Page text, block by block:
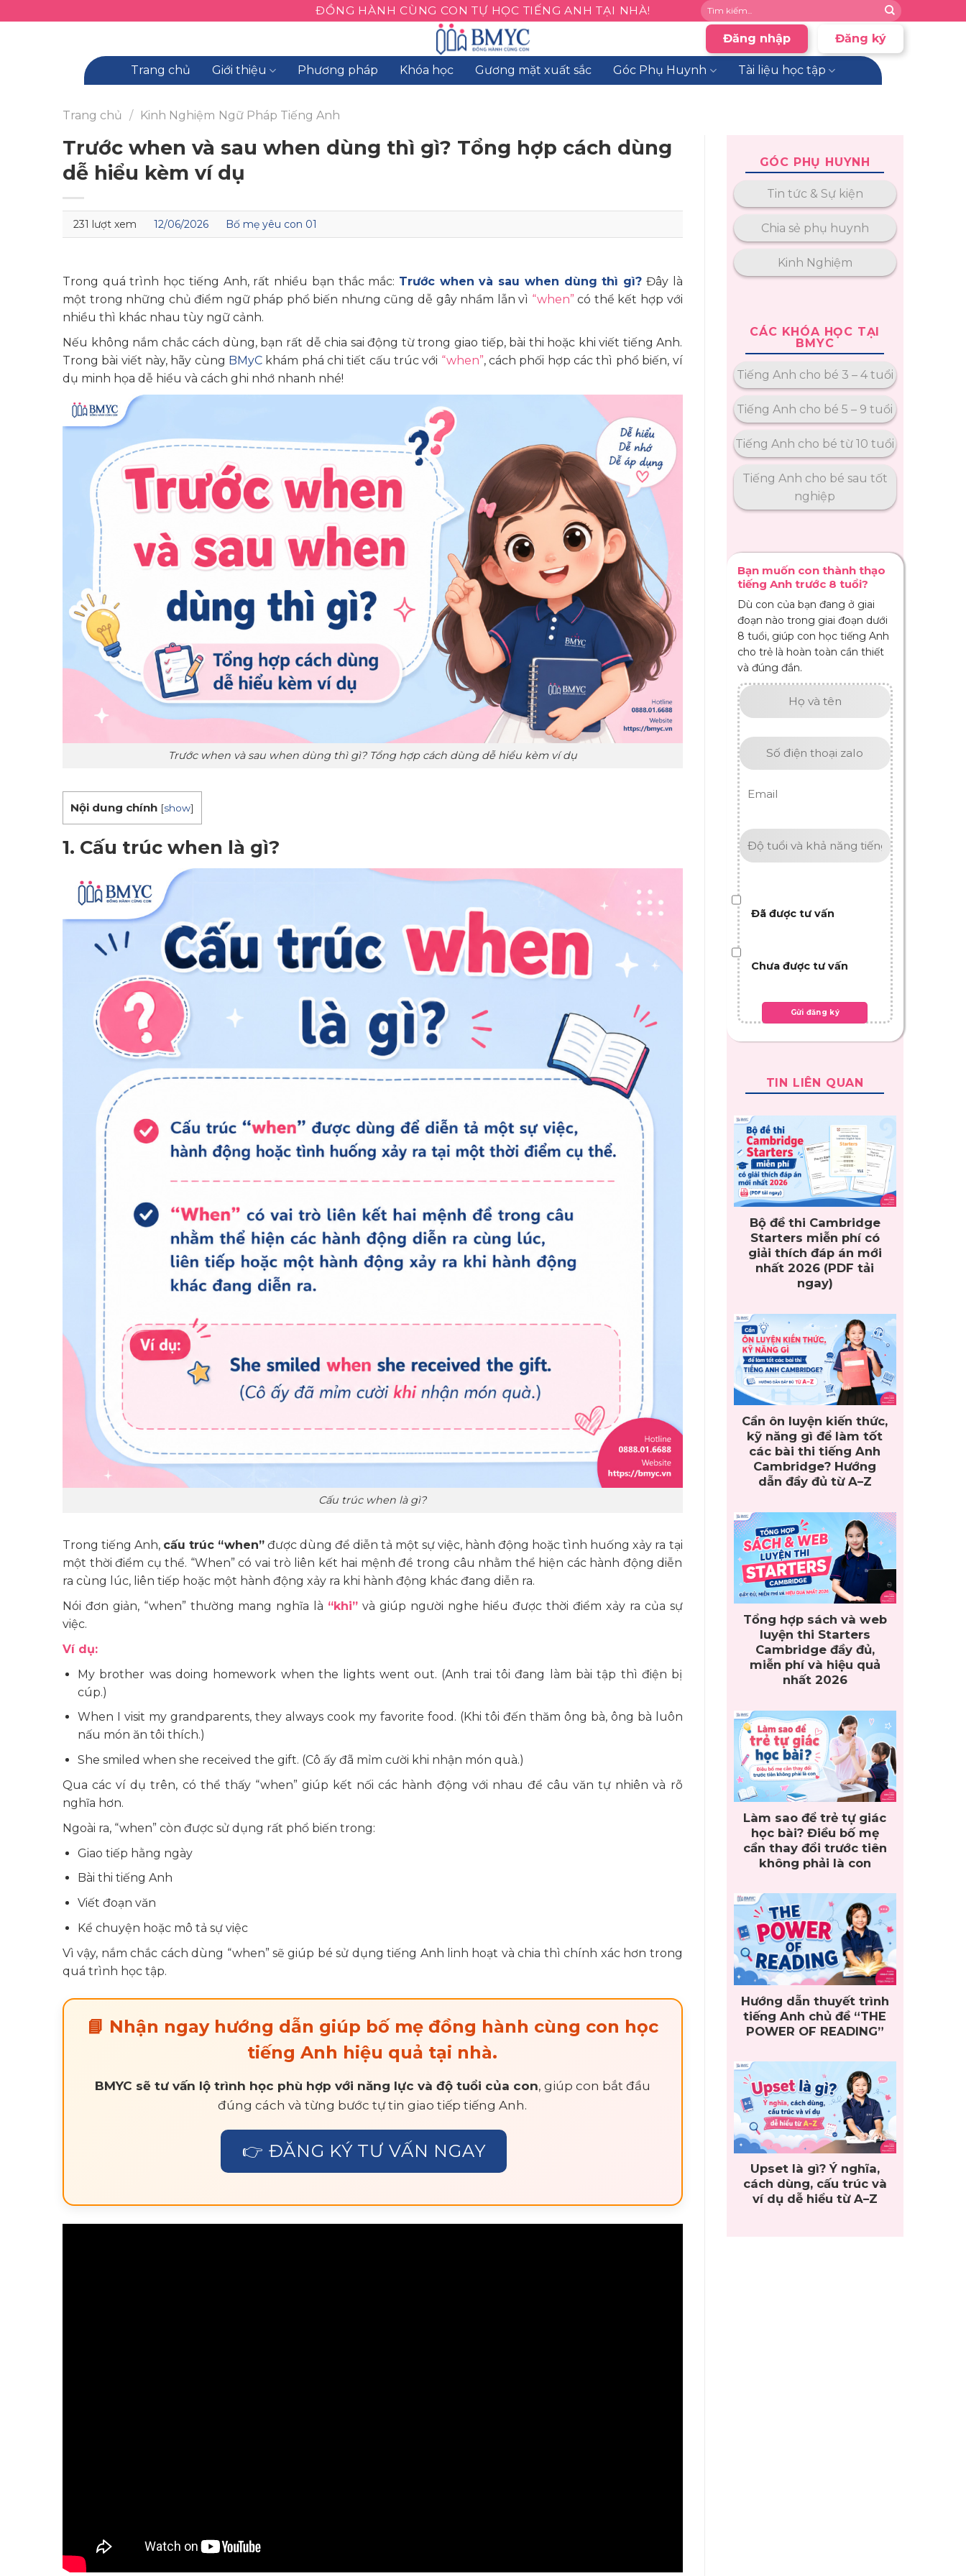
ĐỒNG HÀNH CÙNG CON TỰ HỌC TIẾNG ANH TẠI NHÀ!
Đăng nhập Đăng ký
Trang chủ Giới thiệu Phương pháp Khóa học Gương mặt xuất sắc Góc Phụ Huynh Tài liệu học tập
Trang chủ / Kinh Nghiệm Ngữ Pháp Tiếng Anh
Trước when và sau when dùng thì gì? Tổng hợp cách dùng
dễ hiểu kèm ví dụ
231 lượt xem 12/06/2026 Bố mẹ yêu con 01
Trong quá trình học tiếng Anh, rất nhiều bạn thắc mắc: Trước when và sau when dùng thì gì? Đây là
một trong những chủ điểm ngữ pháp phổ biến nhưng cũng dễ gây nhầm lẫn vì “when” có thể kết hợp với
nhiều thì khác nhau tùy ngữ cảnh.
Nếu không nắm chắc cách dùng, bạn rất dễ chia sai động từ trong giao tiếp, bài thi hoặc khi viết tiếng Anh.
Trong bài viết này, hãy cùng BMyC khám phá chi tiết cấu trúc với “when”, cách phối hợp các thì phổ biến, ví
dụ minh họa dễ hiểu và cách ghi nhớ nhanh nhé!
Trước when và sau when dùng thì gì? Tổng hợp cách dùng dễ hiểu kèm ví dụ
Nội dung chính [show]
1. Cấu trúc when là gì?
Cấu trúc when là gì?
Trong tiếng Anh, cấu trúc “when” được dùng để diễn tả một sự việc, hành động hoặc tình huống xảy ra tại
một thời điểm cụ thể. “When” có vai trò liên kết hai mệnh đề trong câu nhằm thể hiện các hành động diễn
ra cùng lúc, liên tiếp hoặc một hành động xảy ra khi hành động khác đang diễn ra.
Nói đơn giản, “when” thường mang nghĩa là “khi” và giúp người nghe hiểu được thời điểm xảy ra của sự
việc.
Ví dụ:
My brother was doing homework when the lights went out. (Anh trai tôi đang làm bài tập thì điện bị
cúp.)
When I visit my grandparents, they always cook my favorite food. (Khi tôi đến thăm ông bà, ông bà luôn
nấu món ăn tôi thích.)
She smiled when she received the gift. (Cô ấy đã mỉm cười khi nhận món quà.)
Qua các ví dụ trên, có thể thấy “when” giúp kết nối các hành động với nhau để câu văn tự nhiên và rõ
nghĩa hơn.
Ngoài ra, “when” còn được sử dụng rất phổ biến trong:
Giao tiếp hằng ngày
Bài thi tiếng Anh
Viết đoạn văn
Kể chuyện hoặc mô tả sự việc
Vì vậy, nắm chắc cách dùng “when” sẽ giúp bé sử dụng tiếng Anh linh hoạt và chia thì chính xác hơn trong
quá trình học tập.
📘 Nhận ngay hướng dẫn giúp bố mẹ đồng hành cùng con học
tiếng Anh hiệu quả tại nhà.
BMYC sẽ tư vấn lộ trình học phù hợp với năng lực và độ tuổi của con, giúp con bắt đầu
đúng cách và từng bước tự tin giao tiếp tiếng Anh.
👉 ĐĂNG KÝ TƯ VẤN NGAY
GÓC PHỤ HUYNH
Tin tức & Sự kiện
Chia sẻ phụ huynh
Kinh Nghiệm
CÁC KHÓA HỌC TẠI
BMYC
Tiếng Anh cho bé 3 – 4 tuổi
Tiếng Anh cho bé 5 – 9 tuổi
Tiếng Anh cho bé từ 10 tuổi
Tiếng Anh cho bé sau tốt
nghiệp
Bạn muốn con thành thạo
tiếng Anh trước 8 tuổi?
Dù con của bạn đang ở giai
đoạn nào trong giai đoạn dưới
8 tuổi, giúp con học tiếng Anh
cho trẻ là hoàn toàn cần thiết
và đúng đắn.
Đã được tư vấn
Chưa được tư vấn
TIN LIÊN QUAN
Bộ đề thi Cambridge
Starters miễn phí có
giải thích đáp án mới
nhất 2026 (PDF tải
ngay)
Cần ôn luyện kiến thức,
kỹ năng gì để làm tốt
các bài thi tiếng Anh
Cambridge? Hướng
dẫn đầy đủ từ A–Z
Tổng hợp sách và web
luyện thi Starters
Cambridge đầy đủ,
miễn phí và hiệu quả
nhất 2026
Làm sao để trẻ tự giác
học bài? Điều bố mẹ
cần thay đổi trước tiên
không phải là con
Hướng dẫn thuyết trình
tiếng Anh chủ đề “THE
POWER OF READING”
Upset là gì? Ý nghĩa,
cách dùng, cấu trúc và
ví dụ dễ hiểu từ A–Z